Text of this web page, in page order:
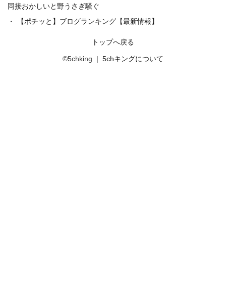
同接おかしいと野うさぎ騒ぐ
【ポチッと】ブログランキング【最新情報】
トップへ戻る
©5chking | 5chキングについて